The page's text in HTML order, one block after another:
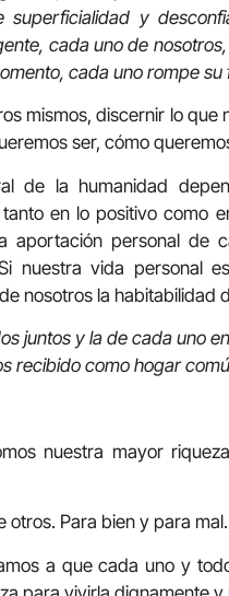
superficialidad y
cada uno de
cada uno rompe
mismos, discernir lo
ser, cómo
de la humanidad
en lo positivo como
aportación personal de
nuestra vida personal
nosotros la habitabilidad
juntos y la de cada uno
recibido como hogar
nuestra mayor
Para bien y para
a que cada uno y